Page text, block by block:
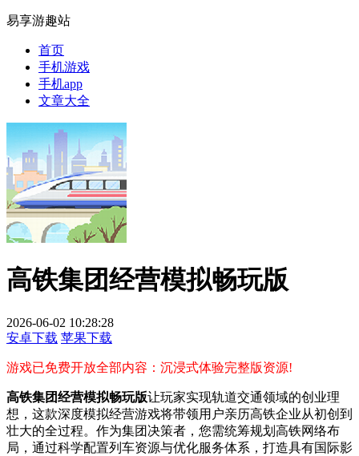
易享游趣站
首页
手机游戏
手机app
文章大全
高铁集团经营模拟畅玩版
2026-06-02 10:28:28
安卓下载 苹果下载
游戏已免费开放全部内容：沉浸式体验完整版资源!
高铁集团经营模拟畅玩版让玩家实现轨道交通领域的创业理
想，这款深度模拟经营游戏将带领用户亲历高铁企业从初创到
壮大的全过程。作为集团决策者，您需统筹规划高铁网络布
局，通过科学配置列车资源与优化服务体系，打造具有国际影